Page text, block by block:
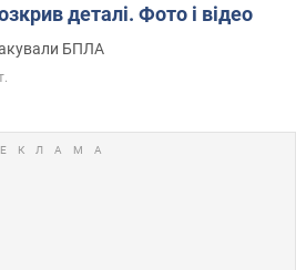
деталі. Фото і відео
БПЛА